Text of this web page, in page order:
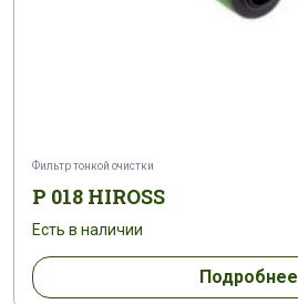
Фильтр тонкой очистки
P 018 HIROSS
Есть в наличии
Подробнее